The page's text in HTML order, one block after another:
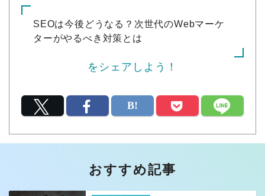
SEOは今後どうなる？次世代のWebマーケ
ターがやるべき対策とは
をシェアしよう！
おすすめ記事